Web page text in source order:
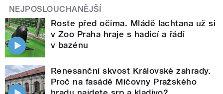
NEJPOSLOUCHANĚJŠÍ
Roste před očima. Mládě lachtana už si
v Zoo Praha hraje s hadicí a řádí
v bazénu
Renesanční skvost Královské zahrady.
Proč na fasádě Míčovny Pražského